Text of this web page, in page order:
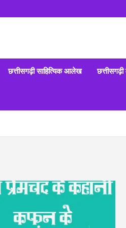
छत्तीसगढ़ी साहित्यिक आलेख